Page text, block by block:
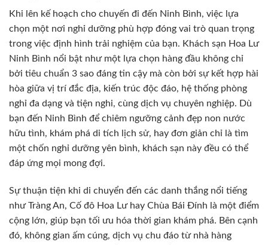
Khi lên kế hoạch cho chuyến đi đến Ninh Bình, việc lựa
chọn một nơi nghỉ dưỡng phù hợp đóng vai trò quan trọng
trong việc định hình trải nghiệm của bạn. Khách sạn Hoa Lư
Ninh Bình nổi bật như một lựa chọn hàng đầu không chỉ
bởi tiêu chuẩn 3 sao đáng tin cậy mà còn bởi sự kết hợp hài
hòa giữa vị trí đắc địa, kiến trúc độc đáo, hệ thống phòng
nghỉ đa dạng và tiện nghi, cùng dịch vụ chuyên nghiệp. Dù
bạn đến Ninh Bình để chiêm ngưỡng cảnh đẹp non nước
hữu tình, khám phá di tích lịch sử, hay đơn giản chỉ là tìm
một chốn nghỉ dưỡng yên bình, khách sạn này đều có thể
đáp ứng mọi mong đợi.
Sự thuận tiện khi di chuyển đến các danh thắng nổi tiếng
như Tràng An, Cố đô Hoa Lư hay Chùa Bái Đính là một điểm
cộng lớn, giúp bạn tối ưu hóa thời gian khám phá. Bên cạnh
đó, không gian ấm cúng, dịch vụ chu đáo từ nhà hàng